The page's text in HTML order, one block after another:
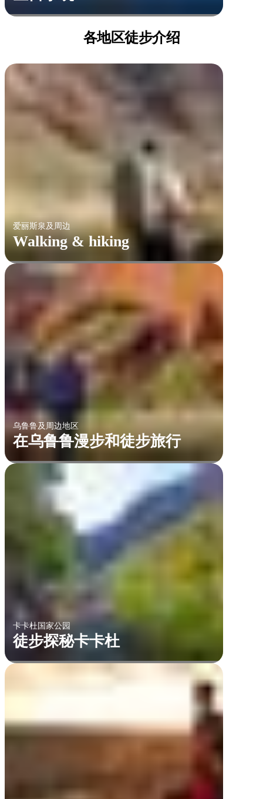
各地区徒步介绍
爱丽斯泉及周边
Walking & hiking
乌鲁鲁及周边地区
在乌鲁鲁漫步和徒步旅行
卡卡杜国家公园
徒步探秘卡卡杜